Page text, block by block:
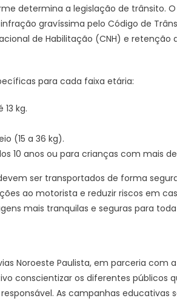
determina a legislação de trânsito.
gravíssima pelo Código de
de Habilitação (CNH) e retenção
para cada faixa etária:
kg.
(15 a 36 kg).
10 anos ou para crianças com mais
ser transportados de forma segura,
ao motorista e reduzir riscos em
mais tranquilas e seguras para
Paulista, em parceria com a
conscientizar os diferentes públicos
As campanhas educativas